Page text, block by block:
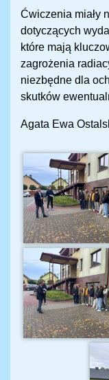
Ćwiczenia miały
dotyczących
które mają
zagrożenia
niezbędne dla
skutków
Agata Ewa